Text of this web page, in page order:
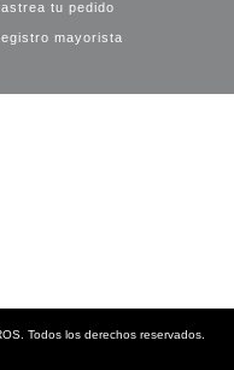
tu pedido
mayorista
Todos los derechos reservados.